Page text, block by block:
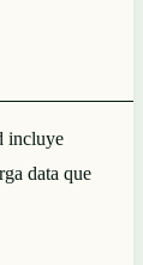
incluye
data que